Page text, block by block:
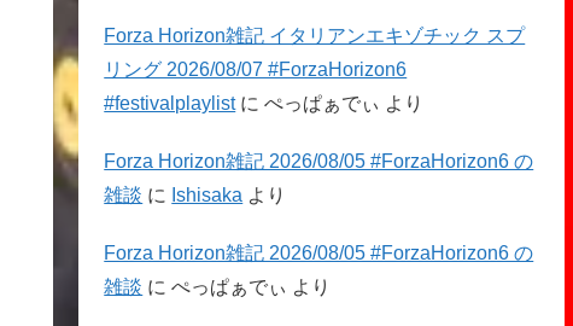
Forza Horizon雑記 イタリアンエキゾチック スプ
リング 2026/08/07 #ForzaHorizon6
#festivalplaylistにぺっぱぁでぃ より
Forza Horizon雑記 2026/08/05 #ForzaHorizon6 の
雑談 に Ishisaka より
Forza Horizon雑記 2026/08/05 #ForzaHorizon6 の
雑談 にぺっぱぁでぃ より